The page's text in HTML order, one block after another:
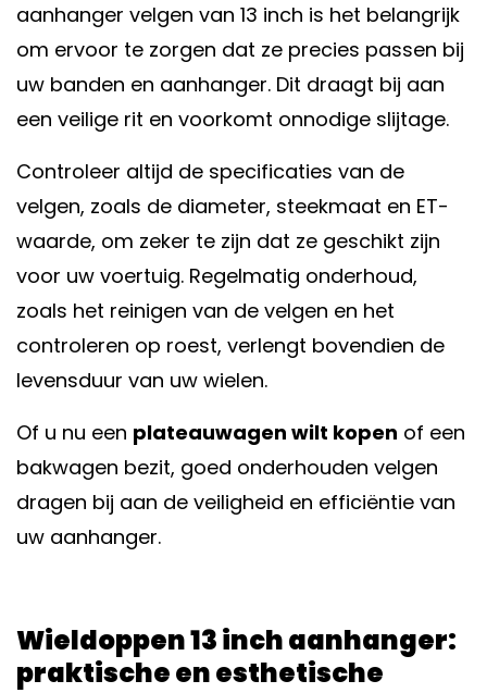
aanhanger velgen van 13 inch is het belangrijk
om ervoor te zorgen dat ze precies passen bij
uw banden en aanhanger. Dit draagt bij aan
een veilige rit en voorkomt onnodige slijtage.
Controleer altijd de specificaties van de
velgen, zoals de diameter, steekmaat en ET-
waarde, om zeker te zijn dat ze geschikt zijn
voor uw voertuig. Regelmatig onderhoud,
zoals het reinigen van de velgen en het
controleren op roest, verlengt bovendien de
levensduur van uw wielen.
Of u nu een plateauwagen wilt kopen of een
bakwagen bezit, goed onderhouden velgen
dragen bij aan de veiligheid en efficiëntie van
uw aanhanger.
Wieldoppen 13 inch aanhanger:
praktische en esthetische